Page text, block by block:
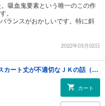
吸血鬼要素という唯一のこの作
。
ランスがおかしいです。特に斜
2022年03月02日
ポンコツ風紀委員とスカート丈が不適切なＪＫの話（１）
カート